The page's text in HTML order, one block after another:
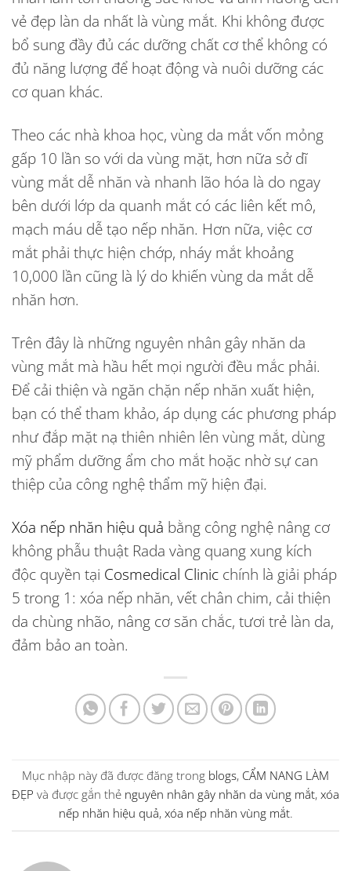
vẻ đẹp làn da nhất là vùng mắt. Khi không được
bổ sung đầy đủ các dưỡng chất cơ thể không có
đủ năng lượng để hoạt động và nuôi dưỡng các
cơ quan khác.
Theo các nhà khoa học, vùng da mắt vốn mỏng
gấp 10 lần so với da vùng mặt, hơn nữa sở dĩ
vùng mắt dễ nhăn và nhanh lão hóa là do ngay
bên dưới lớp da quanh mắt có các liên kết mô,
mạch máu dễ tạo nếp nhăn. Hơn nữa, việc cơ
mắt phải thực hiện chớp, nháy mắt khoảng
10,000 lần cũng là lý do khiến vùng da mắt dễ
nhăn hơn.
Trên đây là những nguyên nhân gây nhăn da
vùng mắt mà hầu hết mọi người đều mắc phải.
Để cải thiện và ngăn chặn nếp nhăn xuất hiện,
bạn có thể tham khảo, áp dụng các phương pháp
như đắp mặt nạ thiên nhiên lên vùng mắt, dùng
mỹ phẩm dưỡng ẩm cho mắt hoặc nhờ sự can
thiệp của công nghệ thẩm mỹ hiện đại.
Xóa nếp nhăn hiệu quả bằng công nghệ nâng cơ
không phẫu thuật Rada vàng quang xung kích
độc quyền tại Cosmedical Clinic chính là giải pháp
5 trong 1: xóa nếp nhăn, vết chân chim, cải thiện
da chùng nhão, nâng cơ săn chắc, tươi trẻ làn da,
đảm bảo an toàn.
Mục nhập này đã được đăng trong blogs, CẨM NANG LÀM
ĐẸP và được gắn thẻ nguyên nhân gây nhăn da vùng mắt,xóa
nếp nhăn hiệu quả,xóa nếp nhăn vùng mắt.